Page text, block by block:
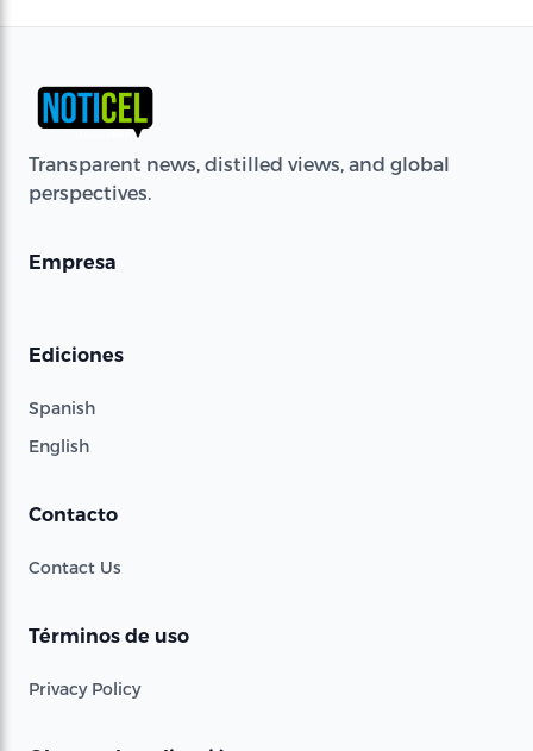
Transparent news, distilled views, and global
perspectives.
Empresa
Ediciones
Spanish
English
Contacto
Contact Us
Términos de uso
Privacy Policy